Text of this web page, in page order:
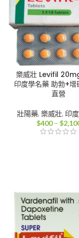
樂威壯 Levifil
印度學名藥 助勃+增
直營
壯陽藥, 樂威壯, 印
$400 – $